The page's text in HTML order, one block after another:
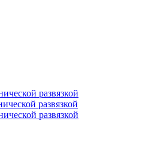
развязкой
развязкой
развязкой